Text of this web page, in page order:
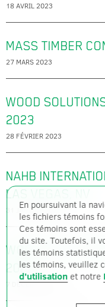
18 AVRIL 2023
MASS TIMBER
27 MARS 2023
WOOD
2023
28 FÉVRIER 2023
NAHB
LAS VEGAS, NV
31 JANVIER 2023
WOOD
2022
7 DÉCEMBRE 2022
En poursuivant la
les fichiers témoins
Ces témoins sont
du site. Toutefois, il
les témoins
les témoins, veuillez
d'utilisation et notre